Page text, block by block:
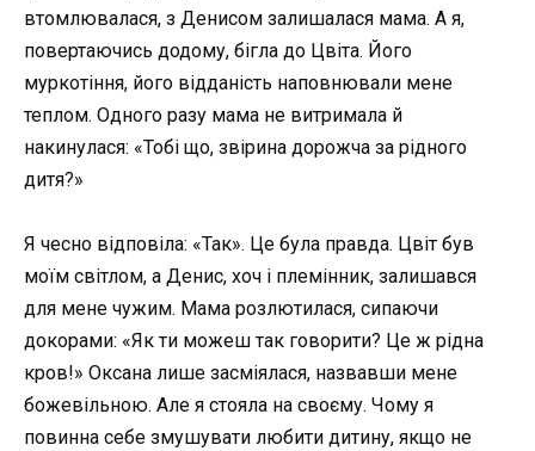
втомлювалася, з Денисом залишалася мама. А я,
повертаючись додому, бігла до Цвіта. Його
муркотіння, його відданість наповнювали мене
теплом. Одного разу мама не витримала й
накинулася: «Тобі що, звірина дорожча за рідного
дитя?»
Я чесно відповіла: «Так». Це була правда. Цвіт був
моїм світлом, а Денис, хоч і племінник, залишався
для мене чужим. Мама розлютилася, сипаючи
докорами: «Як ти можеш так говорити? Це ж рідна
кров!» Оксана лише засміялася, назвавши мене
божевільною. Але я стояла на своєму. Чому я
повинна себе змушувати любити дитину, якщо не